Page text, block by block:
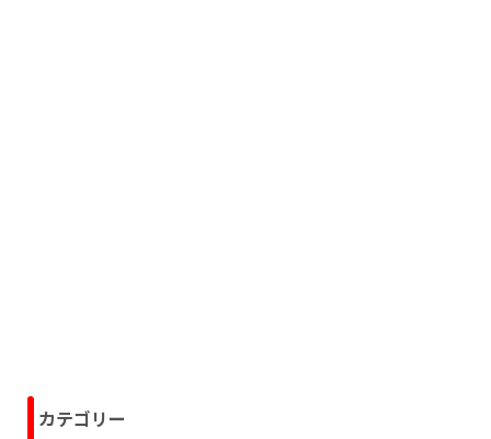
カテゴリー